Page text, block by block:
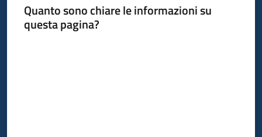
Servizi
Quanto sono chiare le informazioni su
questa pagina?